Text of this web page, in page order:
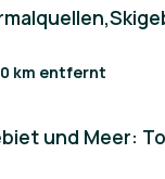
but also a
other facilities
a viewing.
0 km entfernt
und Meer: